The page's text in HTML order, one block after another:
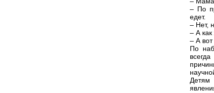
– По
едет.
– Нет,
– А
– А
По
Детям